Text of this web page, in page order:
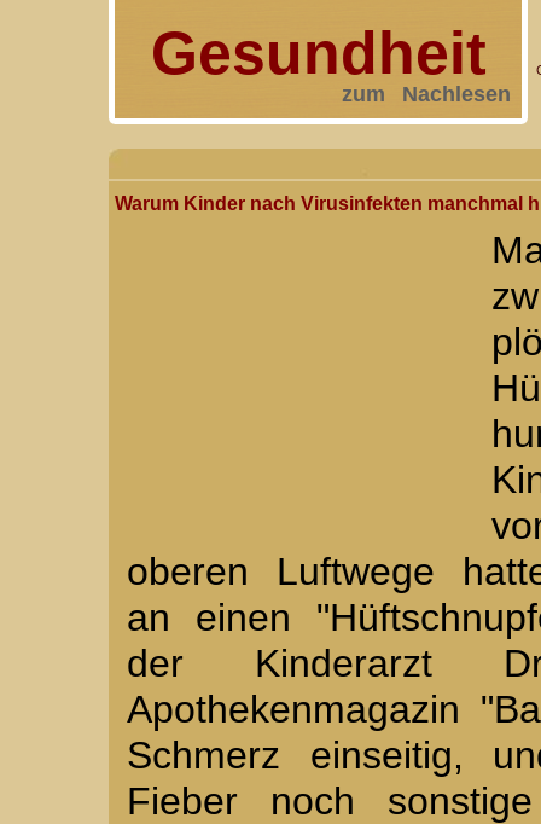
Gesundheit
zum Nachlesen
Warum Kinder nach Virusinfekten manchmal
oberen Luftwege
an einen
der Kinderarzt
Apothekenmagazin
Schmerz einseitig,
Fieber noch